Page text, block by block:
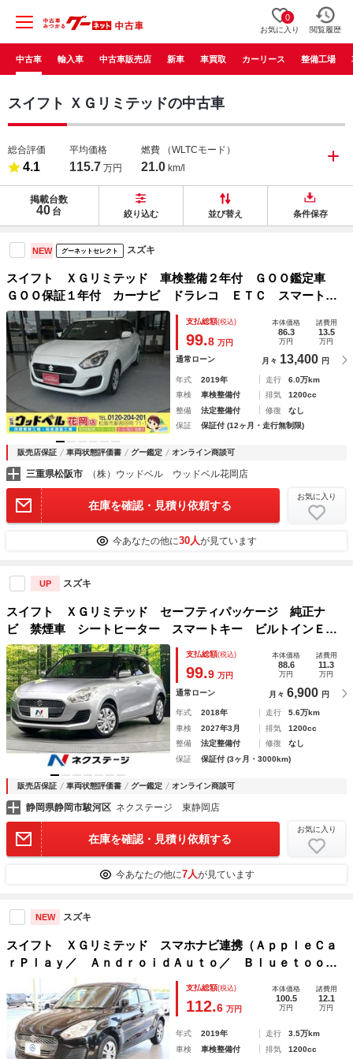
0
お気に入り 閲覧履歴
中古車 輸入車 中古車販売店 新車 車買取 カーリース 整備工場
スイフト ＸＧリミテッドの中古車
総合評価
4.1
平均価格
115.7 万円
燃費 （WLTCモード）
21.0 km/l
掲載台数
40 台 絞り込む 並び替え 条件保存
NEW グーネットセレクト スズキ
スイフト ＸＧリミテッド 車検整備２年付 ＧＯＯ鑑定車
ＧＯＯ保証１年付 カーナビ ドラレコ ＥＴＣ スマートキ
ー 被害軽減ブレーキ オートライト 運転席シートヒータ
ー 電動格納ミラー
支払総額(税込)
99.8 万円
本体価格
86.3
万円
諸費用
13.5
万円
通常ローン 月々 13,400 円
年式 2019年 走行
6.0万km
車検
車検整備付 排気
1200cc
整備
法定整備付 修復
なし
保証
保証付 (12ヶ月・走行無制限)
販売店保証 車両状態評価書 グー鑑定 オンライン商談可
三重県松阪市 （株）ウッドベル ウッドベル花岡店
在庫を確認・見積り依頼する
お気に入り
今あなたの他に30人が見ています
UP スズキ
スイフト ＸＧリミテッド セーフティパッケージ 純正ナ
ビ 禁煙車 シートヒーター スマートキー ビルトインＥＴ
Ｃ クルコン オートライト オートエアコン Ｂｌｕｅｔｏ
ｏｔｈ ＣＤ ＤＶＤ再生 ブルーレイ再生 フルセグ
支払総額(税込)
99.9 万円
本体価格
88.6
万円
諸費用
11.3
万円
通常ローン 月々 6,900 円
年式 2018年 走行
5.6万km
車検
2027年3月 排気
1200cc
整備
法定整備付 修復
なし
保証
保証付 (3ヶ月・3000km)
販売店保証 車両状態評価書 グー鑑定 オンライン商談可
静岡県静岡市駿河区 ネクステージ 東静岡店
在庫を確認・見積り依頼する
お気に入り
今あなたの他に7人が見ています
NEW スズキ
スイフト ＸＧリミテッド スマホナビ連携（ＡｐｐｌｅＣａ
ｒＰｌａｙ／ ＡｎｄｒｏｉｄＡｕｔｏ／ Ｂｌｕｅｔｏｏｔ
ｈ／ ＵＳＢ） シートヒーター スマートキー
支払総額(税込)
112.6 万円
本体価格
100.5
万円
諸費用
12.1
万円
年式 2019年 走行
3.5万km
車検
車検整備付 排気
1200cc